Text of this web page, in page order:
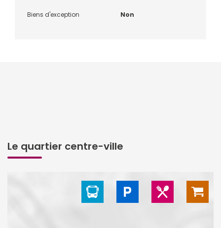
Biens d'exception Non
Le quartier centre-ville